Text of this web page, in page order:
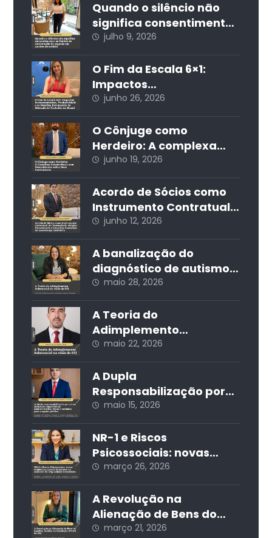
nos condomínios
edilícios
Quando o silêncio não
significa consentimento:
os limites da
contratação de seguros
em cartões de crédito
julho 9, 2026
O Fim da Escala 6×1:
Impactos
Socioeconômicos,
Produtividade e os
Desafios Estruturais do
Mercado de Trabalho no
Brasil
junho 26, 2026
O Cônjuge como
Herdeiro: A complexa
concorrência com
descendentes sobre
bens particulares
junho 19, 2026
Acordo de Sócios como
Instrumento Contratual
de Prevenção de Litígios:
Estruturação e Cláusulas
Essenciais na
Governança Societária
junho 12, 2026
A banalização do
diagnóstico de autismo
nas redes sociais e seus
impactos jurídicos e
sociais
maio 28, 2026
A Teoria do
Adimplemento
Substancial na visão do
STJ
maio 22, 2026
A Dupla
Responsabilização por
Crime Eleitoral e
Improbidade
Administrativa: Riscos e
Cuidados para o Agente
Público
maio 15, 2026
NR-1 e Riscos
Psicossociais: novas
exigências, prazos
iminentes e o aumento
da litigiosidade
trabalhista
março 26, 2026
A Revolução na
Alienação de Bens do
Espólio: Análise da
março 21, 2026